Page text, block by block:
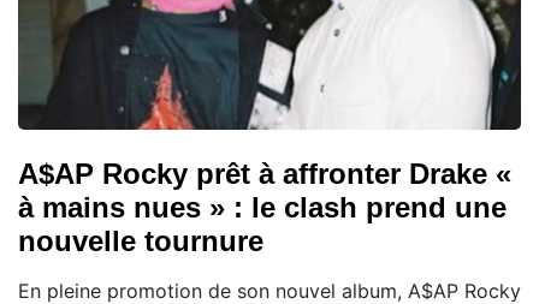
A$AP Rocky prêt à affronter Drake «
à mains nues » : le clash prend une
nouvelle tournure
En pleine promotion de son nouvel album, A$AP Rocky